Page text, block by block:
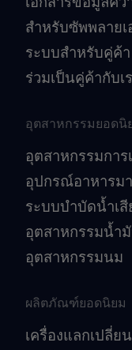
สำหรับซัพพลายเ
ระบบสำหรับคู่ค้า
ร่วมเป็นคู่ค้ากับเ
อุตสาหกรรมยอดนิ
อุตสาหกรรมการ
อุปกรณ์อาหารม
ระบบบำบัดน้ำเสี
อุตสาหกรรมน้ำ
อุตสาหกรรมนม
ผลิตภัณฑ์ยอดนิยม
เครื่องแลกเปลี่